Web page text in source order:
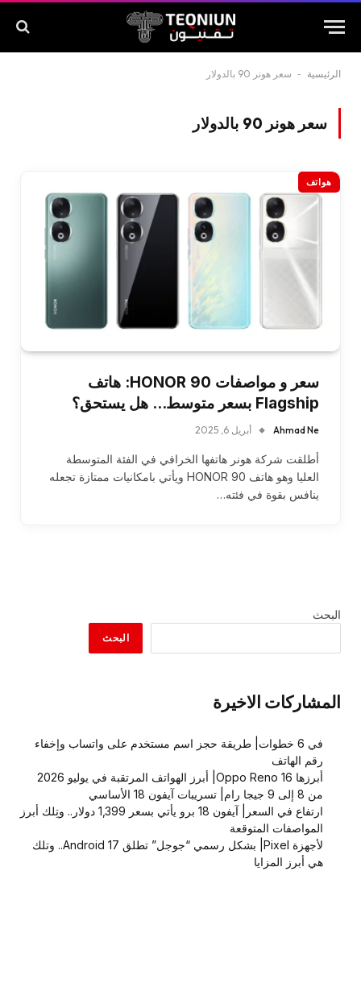
الرئيسية - سعر هونر 90 بالدولار
سعر هونر 90 بالدولار
هواتف
سعر و مواصفات HONOR 90: هاتف
Flagship بسعر متوسط… هل يستحق؟
Ahmad Ne أبريل 6, 2025
أطلقت شركة هونر هاتفها الخرافي في الفئة المتوسطة
العليا وهو هاتف HONOR 90 ويأتي بامكانيات ممتازة تجعله
ينافس بقوة في فئته…
البحث
البحث
المشاركات الاخيرة
في 6 خطوات| طريقة حجز اسم مستخدم على واتساب وإخفاء
رقم الهاتف
أبرزها Oppo Reno 16| أبرز الهواتف المرتقبة في يوليو 2026
من 8 إلى 9 جيجا رام| تسريبات آيفون 18 الأساسي
ارتفاع في السعر| آيفون 18 برو يأتي بسعر 1,399 دولار.. وتِلك أبرز
المواصفات المتوقعة
لأجهزة Pixel| بشكل رسمي “جوجل” تطلق Android 17.. وتلك
هي أبرز المزايا